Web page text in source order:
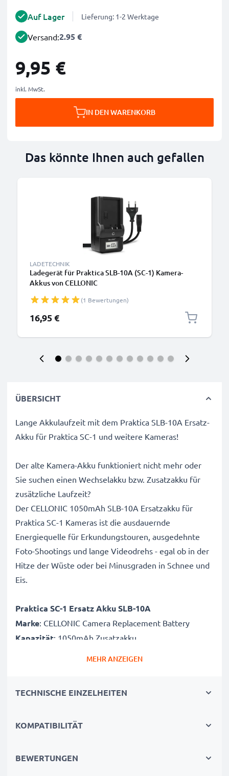
Auf Lager Lieferung: 1-2 Werktage
Versand:2.95 €
9,95 €
inkl. MwSt.
IN DEN WARENKORB
Das könnte Ihnen auch gefallen
LADETECHNIK
Ladegerät für Praktica SLB-10A (SC-1) Kamera-
Akkus von CELLONIC
(1 Bewertungen)
16,95 €
ÜBERSICHT
Lange Akkulaufzeit mit dem Praktica SLB-10A Ersatz-
Akku für Praktica SC-1 und weitere Kameras!
Der alte Kamera-Akku funktioniert nicht mehr oder
Sie suchen einen Wechselakku bzw. Zusatzakku für
zusätzliche Laufzeit?
Der CELLONIC 1050mAh SLB-10A Ersatzakku für
Praktica SC-1 Kameras ist die ausdauernde
Energiequelle für Erkundungstouren, ausgedehnte
Foto-Shootings und lange Videodrehs - egal ob in der
Hitze der Wüste oder bei Minusgraden in Schnee und
Eis.
Praktica SC-1 Ersatz Akku SLB-10A
Marke: CELLONIC Camera Replacement Battery
Kapazität: 1050mAh Zusatzakku
Alternative für / Ersetzt: SLB-10A Originalakku
hochwertige Fotos. Qualitätsgeprüfter Praktica SC-1
MEHR ANZEIGEN
TECHNISCHE EINZELHEITEN
KOMPATIBILITÄT
BEWERTUNGEN